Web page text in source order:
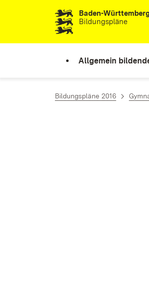
Zum Inhalt springen
Baden-
Bildungspläne
Allgemein
Bildungspläne 2016